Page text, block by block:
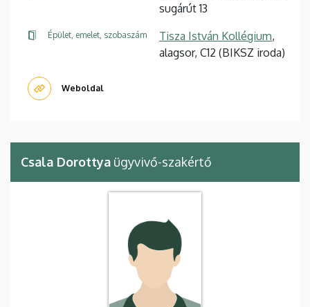
sugárút 13
Épület, emelet, szobaszám Tisza István Kollégium,
alagsor, C12 (BIKSZ iroda)
Weboldal
Csala Dorottya ügyvivő-szakértő